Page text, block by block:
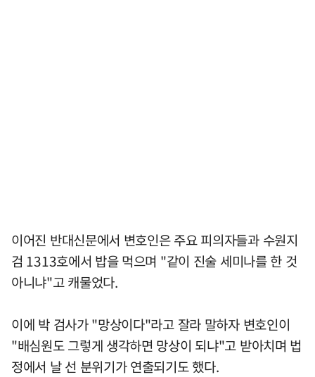
이어진 반대신문에서 변호인은 주요 피의자들과 수원지
검 1313호에서 밥을 먹으며 "같이 진술 세미나를 한 것
아니냐"고 캐물었다.
이에 박 검사가 "망상이다"라고 잘라 말하자 변호인이
"배심원도 그렇게 생각하면 망상이 되냐"고 받아치며 법
정에서 날 선 분위기가 연출되기도 했다.